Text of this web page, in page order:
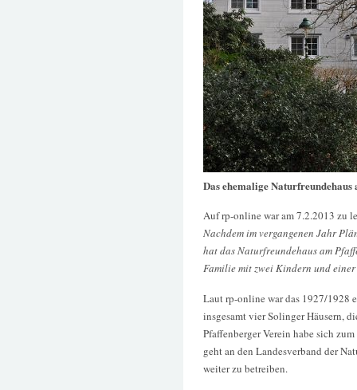
Das ehemalige Naturfreundehaus
Auf rp-online war am 7.2.2013 zu
Nachdem im vergangenen Jahr
hat das Naturfreundehaus am
Familie mit zwei Kindern und
Laut rp-online war das 1927/1928
insgesamt vier Solinger Häusern,
Pfaffenberger Verein habe sich
geht an den Landesverband der
weiter zu betreiben.